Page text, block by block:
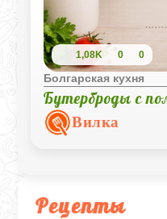
Рецепты
1,08K 0 0
Болгарская кухня
Бутерброды с
Вилка